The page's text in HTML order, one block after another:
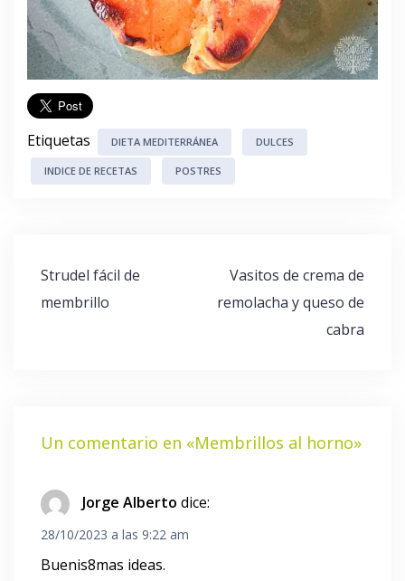
Etiquetas DIETA MEDITERRÁNEA DULCES
INDICE DE RECETAS POSTRES
Navegación
entradas
Strudel fácil de
membrillo
Vasitos de crema de
remolacha y queso de
cabra
Un comentario en «Membrillos al horno»
Jorge Alberto dice:
28/10/2023 a las 9:22 am
Buenis8mas ideas.